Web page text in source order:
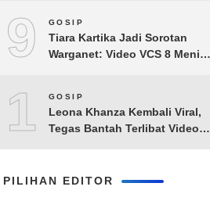
9 GOSIP
Tiara Kartika Jadi Sorotan
Warganet: Video VCS 8 Menit
10
GOSIP
Leona Khanza Kembali Viral,
Tegas Bantah Terlibat Video
PILIHAN EDITOR